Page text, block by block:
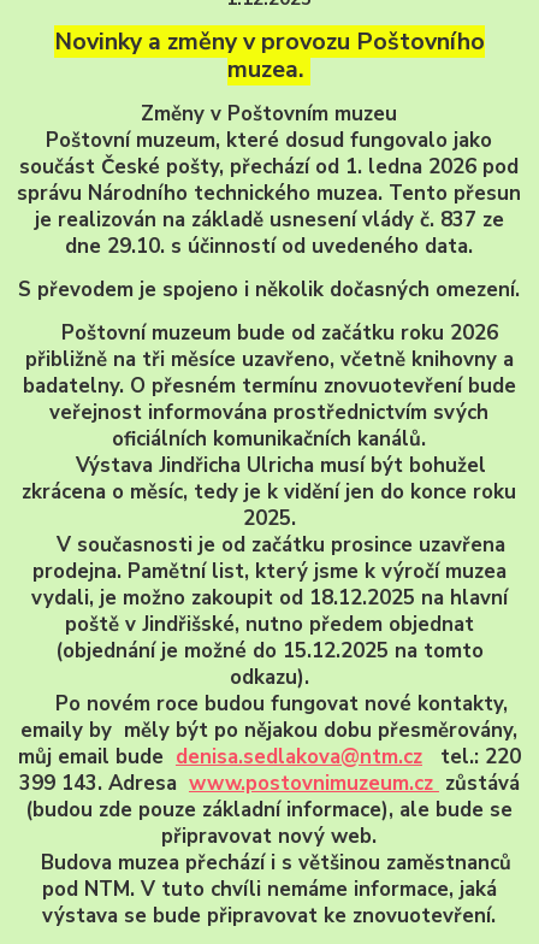
Novinky a změny v provozu Poštovního
muzea.
Změny v Poštovním muzeu
Poštovní muzeum, které dosud fungovalo jako
součást České pošty, přechází od 1. ledna 2026 pod
správu Národního technického muzea. Tento přesun
je realizován na základě usnesení vlády č. 837 ze
dne 29.10. s účinností od uvedeného data.
S převodem je spojeno i několik dočasných omezení.
Poštovní muzeum bude od začátku roku 2026
přibližně na tři měsíce uzavřeno, včetně knihovny a
badatelny. O přesném termínu znovuotevření bude
veřejnost informována prostřednictvím svých
oficiálních komunikačních kanálů.
Výstava Jindřicha Ulricha musí být bohužel
zkrácena o měsíc, tedy je k vidění jen do konce roku
2025.
V současnosti je od začátku prosince uzavřena
prodejna. Pamětní list, který jsme k výročí muzea
vydali, je možno zakoupit od 18.12.2025 na hlavní
poště v Jindřišské, nutno předem objednat
(objednání je možné do 15.12.2025 na tomto
odkazu).
Po novém roce budou fungovat nové kontakty,
emaily by měly být po nějakou dobu přesměrovány,
můj email bude denisa.sedlakova@ntm.cztel.: 220
399 143. Adresa www.postovnimuzeum.cz zůstává
(budou zde pouze základní informace), ale bude se
připravovat nový web.
Budova muzea přechází i s většinou zaměstnanců
pod NTM. V tuto chvíli nemáme informace, jaká
výstava se bude připravovat ke znovuotevření.